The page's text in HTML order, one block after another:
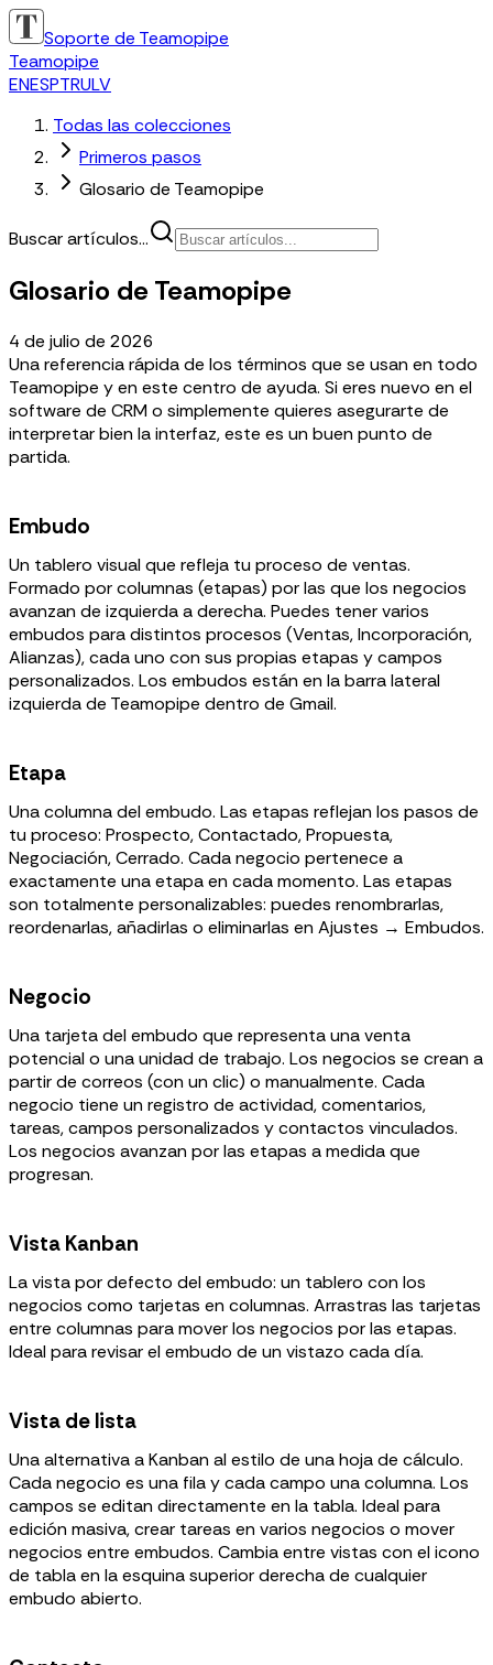
Soporte de Teamopipe
Teamopipe
ENESPTRULV
Todas las colecciones
Primeros pasos
Glosario de Teamopipe
Buscar artículos...
Glosario de Teamopipe
4 de julio de 2026
Una referencia rápida de los términos que se usan en todo
Teamopipe y en este centro de ayuda. Si eres nuevo en el
software de CRM o simplemente quieres asegurarte de
interpretar bien la interfaz, este es un buen punto de
partida.
Embudo
Un tablero visual que refleja tu proceso de ventas.
Formado por columnas (etapas) por las que los negocios
avanzan de izquierda a derecha. Puedes tener varios
embudos para distintos procesos (Ventas, Incorporación,
Alianzas), cada uno con sus propias etapas y campos
personalizados. Los embudos están en la barra lateral
izquierda de Teamopipe dentro de Gmail.
Etapa
Una columna del embudo. Las etapas reflejan los pasos de
tu proceso: Prospecto, Contactado, Propuesta,
Negociación, Cerrado. Cada negocio pertenece a
exactamente una etapa en cada momento. Las etapas
son totalmente personalizables: puedes renombrarlas,
reordenarlas, añadirlas o eliminarlas en Ajustes → Embudos.
Negocio
Una tarjeta del embudo que representa una venta
potencial o una unidad de trabajo. Los negocios se crean a
partir de correos (con un clic) o manualmente. Cada
negocio tiene un registro de actividad, comentarios,
tareas, campos personalizados y contactos vinculados.
Los negocios avanzan por las etapas a medida que
progresan.
Vista Kanban
La vista por defecto del embudo: un tablero con los
negocios como tarjetas en columnas. Arrastras las tarjetas
entre columnas para mover los negocios por las etapas.
Ideal para revisar el embudo de un vistazo cada día.
Vista de lista
Una alternativa a Kanban al estilo de una hoja de cálculo.
Cada negocio es una fila y cada campo una columna. Los
campos se editan directamente en la tabla. Ideal para
edición masiva, crear tareas en varios negocios o mover
negocios entre embudos. Cambia entre vistas con el icono
de tabla en la esquina superior derecha de cualquier
embudo abierto.